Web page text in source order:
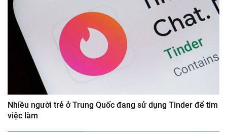
Nhiều người trẻ ở Trung Quốc đang sử dụng Tinder để tìm
việc làm